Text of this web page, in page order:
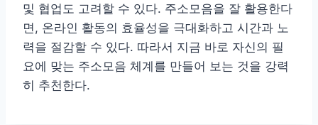
및 협업도 고려할 수 있다. 주소모음을 잘 활용한다
면, 온라인 활동의 효율성을 극대화하고 시간과 노
력을 절감할 수 있다. 따라서 지금 바로 자신의 필
요에 맞는 주소모음 체계를 만들어 보는 것을 강력
히 추천한다.